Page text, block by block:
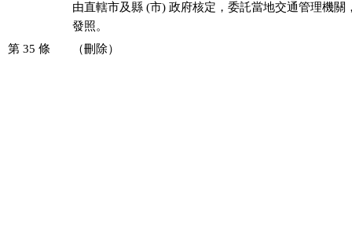
由直轄市及縣 (市) 政府核定，委託當地交通管理機關
發照。
第 35 條
（刪除）